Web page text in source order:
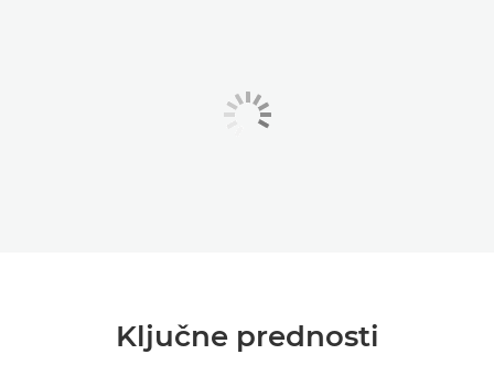
Ključne prednosti